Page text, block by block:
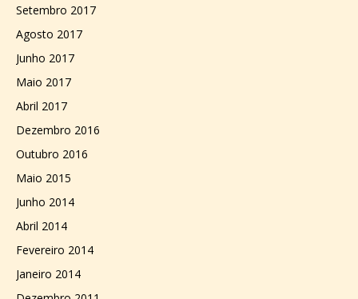
Setembro 2017
Agosto 2017
Junho 2017
Maio 2017
Abril 2017
Dezembro 2016
Outubro 2016
Maio 2015
Junho 2014
Abril 2014
Fevereiro 2014
Janeiro 2014